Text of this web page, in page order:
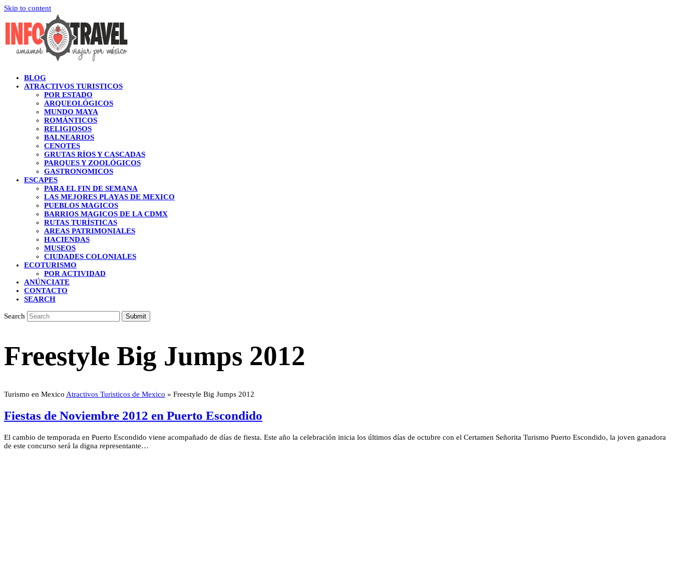
Skip to content
BLOG
ATRACTIVOS TURISTICOS
POR ESTADO
ARQUEOLÓGICOS
MUNDO MAYA
ROMÁNTICOS
RELIGIOSOS
BALNEARIOS
CENOTES
GRUTAS RÍOS Y CASCADAS
PARQUES Y ZOOLÓGICOS
GASTRONOMICOS
ESCAPES
PARA EL FIN DE SEMANA
LAS MEJORES PLAYAS DE MEXICO
PUEBLOS MAGICOS
BARRIOS MAGICOS DE LA CDMX
RUTAS TURÍSTICAS
AREAS PATRIMONIALES
HACIENDAS
MUSEOS
CIUDADES COLONIALES
ECOTURISMO
POR ACTIVIDAD
ANÚNCIATE
CONTACTO
SEARCH
Search Submit
Freestyle Big Jumps 2012
Turismo en Mexico Atractivos Turisticos de Mexico » Freestyle Big Jumps 2012
Fiestas de Noviembre 2012 en Puerto Escondido
El cambio de temporada en Puerto Escondido viene acompañado de días de fiesta. Este año la celebración inicia los últimos días de octubre con el Certamen Señorita Turismo Puerto Escondido, la joven ganadora
de este concurso será la digna representante…